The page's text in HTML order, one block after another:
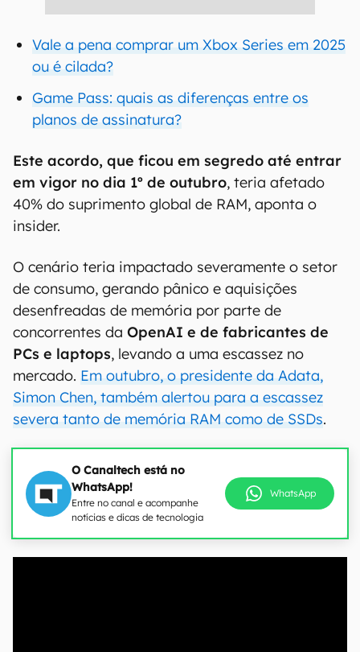
Vale a pena comprar um Xbox Series em 2025
ou é cilada?
Game Pass: quais as diferenças entre os
planos de assinatura?
Este acordo, que ficou em segredo até entrar
em vigor no dia 1º de outubro, teria afetado
40% do suprimento global de RAM, aponta o
insider.
O cenário teria impactado severamente o setor
de consumo, gerando pânico e aquisições
desenfreadas de memória por parte de
concorrentes da OpenAI e de fabricantes de
PCs e laptops, levando a uma escassez no
mercado. Em outubro, o presidente da Adata,
Simon Chen, também alertou para a escassez
severa tanto de memória RAM como de SSDs.
O Canaltech está no
WhatsApp!
Entre no canal e acompanhe
notícias e dicas de tecnologia
WhatsApp